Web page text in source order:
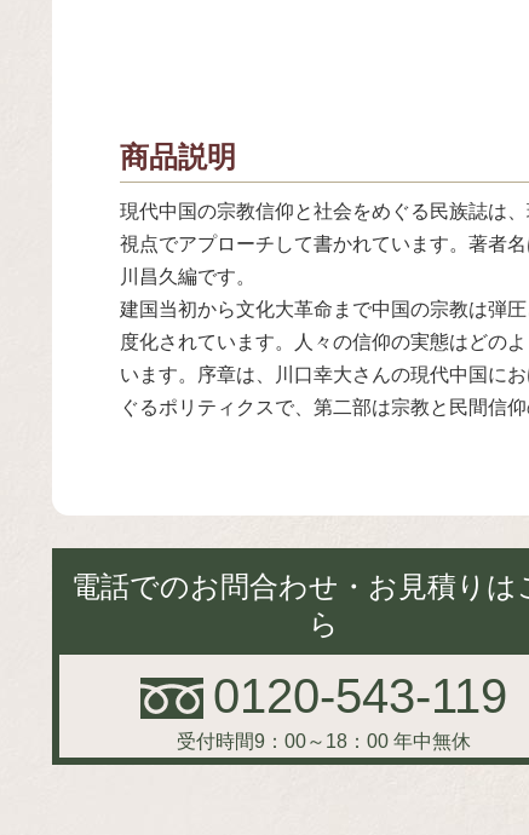
商品説明
現代中国の宗教信仰と社会をめぐる民族誌は
視点でアプローチして書かれています。著者
川昌久編です。
建国当初から文化大革命まで中国の宗教は弾
度化されています。人々の信仰の実態はどの
います。序章は、川口幸大さんの現代中国に
ぐるポリティクスで、第二部は宗教と民間信
電話でのお問合わせ・お見積りは
ら
0120-543-119
受付時間9：00～18：00 年中無休